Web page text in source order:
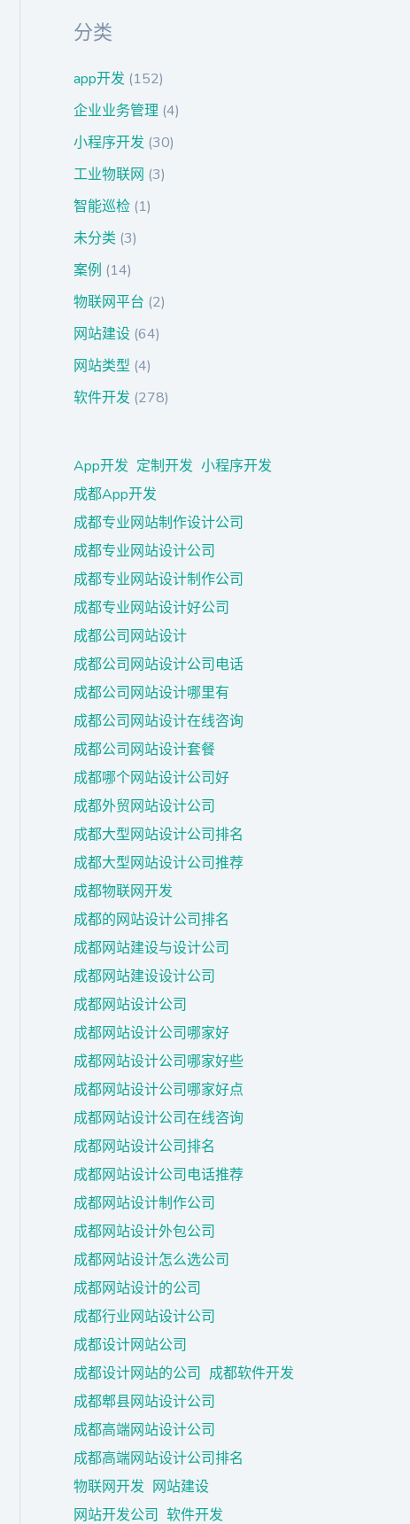
分类
app开发 (152)
企业业务管理 (4)
小程序开发 (30)
工业物联网 (3)
智能巡检 (1)
未分类 (3)
案例 (14)
物联网平台 (2)
网站建设 (64)
网站类型 (4)
软件开发 (278)
App开发 定制开发 小程序开发
成都App开发
成都专业网站制作设计公司
成都专业网站设计公司
成都专业网站设计制作公司
成都专业网站设计好公司
成都公司网站设计
成都公司网站设计公司电话
成都公司网站设计哪里有
成都公司网站设计在线咨询
成都公司网站设计套餐
成都哪个网站设计公司好
成都外贸网站设计公司
成都大型网站设计公司排名
成都大型网站设计公司推荐
成都物联网开发
成都的网站设计公司排名
成都网站建设与设计公司
成都网站建设设计公司
成都网站设计公司
成都网站设计公司哪家好
成都网站设计公司哪家好些
成都网站设计公司哪家好点
成都网站设计公司在线咨询
成都网站设计公司排名
成都网站设计公司电话推荐
成都网站设计制作公司
成都网站设计外包公司
成都网站设计怎么选公司
成都网站设计的公司
成都行业网站设计公司
成都设计网站公司
成都设计网站的公司 成都软件开发
成都郫县网站设计公司
成都高端网站设计公司
成都高端网站设计公司排名
物联网开发 网站建设
网站开发公司 软件开发